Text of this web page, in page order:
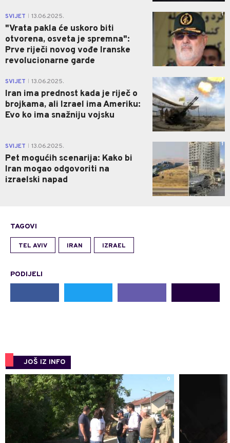
SVIJET 13.06.2025.
"Vrata pakla će uskoro biti
otvorena, osveta je spremna":
Prve riječi novog vođe Iranske
revolucionarne garde
1
SVIJET 13.06.2025.
Iran ima prednost kada je riječ o
brojkama, ali Izrael ima Ameriku:
Evo ko ima snažniju vojsku
1
SVIJET 13.06.2025.
Pet mogućih scenarija: Kako bi
Iran mogao odgovoriti na
izraelski napad
1
TAGOVI
TEL AVIV IRAN IZRAEL
PODIJELI
JOŠ IZ INFO
0